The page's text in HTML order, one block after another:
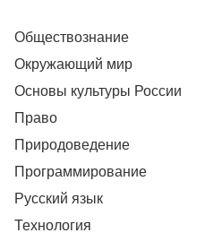
Обществознание
Окружающий мир
Основы культуры России
Право
Природоведение
Программирование
Русский язык
Технология